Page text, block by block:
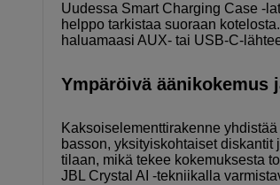
Uudessa Smart Charging Case -
helppo tarkistaa suoraan
haluamaasi AUX- tai USB-C-
Ympäröivä äänikokemus
Kaksoiselementtirakenne
basson, yksityiskohtaiset
tilaan, mikä tekee kokemuksesta
JBL Crystal AI -tekniikalla